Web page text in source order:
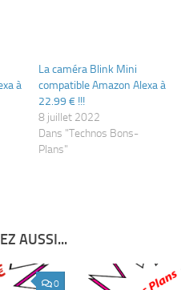
à
La caméra Blink Mini
compatible Amazon Alexa à
22.99 € !!!
8 juillet 2022
Dans "Technos Bons-
Plans"
AUSSI...
0